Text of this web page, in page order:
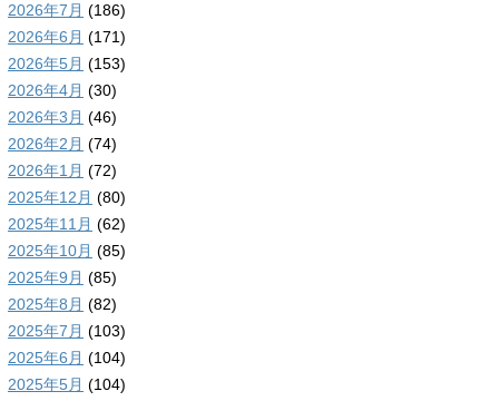
2026年7月 (186)
2026年6月 (171)
2026年5月 (153)
2026年4月 (30)
2026年3月 (46)
2026年2月 (74)
2026年1月 (72)
2025年12月 (80)
2025年11月 (62)
2025年10月 (85)
2025年9月 (85)
2025年8月 (82)
2025年7月 (103)
2025年6月 (104)
2025年5月 (104)